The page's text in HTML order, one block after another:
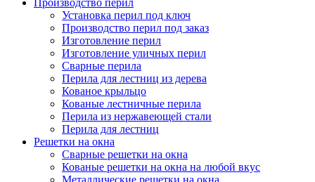
Производство перил
Установка перил под ключ
Производство перил под заказ
Изготовление перил
Изготовление уличных перил
Сварные перила
Перила для лестниц из дерева
Кованое крыльцо
Кованые лестничные перила
Перила из нержавеющей стали
Перила для лестниц
Решетки на окна
Сварные решетки на окна
Кованые решетки на окна на любой вкус